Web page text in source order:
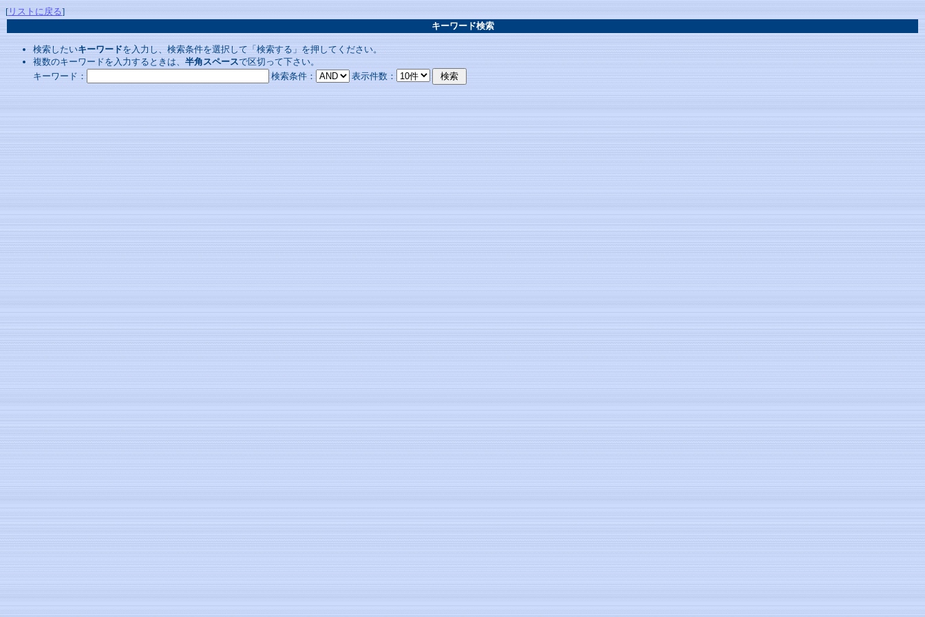
[ リストに戻る]
キーワード検索
検索したいキーワードを入力し、検索条件を選択して「検索する」を押してください。
複数のキーワードを入力するときは、 半角スペースで区切って下さい。
キーワード：
検索条件： 表示件数：